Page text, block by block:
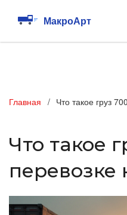
Главная Что такое груз
Что такое
перевозке